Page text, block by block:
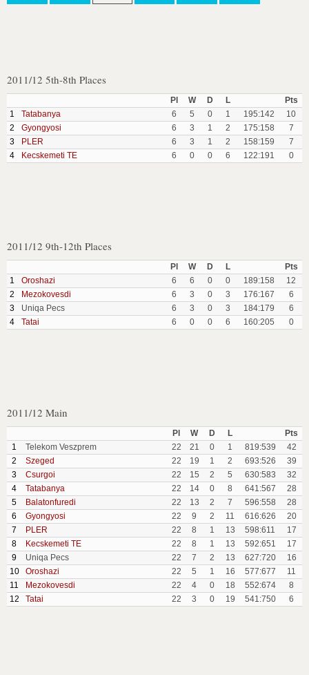
2011/12 5th-8th Places
Pl W D L
Pts
1
Tatabanya 6 5 0 1 195:142
10
2
Gyongyosi 6 3 1 2 175:158
7
3
PLER 6 3 1 2 158:159
7
4
Kecskemeti TE 6 0 0 6 122:191 0
2011/12 9th-12th Places
Pl W D L
Pts
1
Oroshazi 6 6 0 0 189:158
12
2
Mezokovesdi 6 3 0 3 176:167
6
3
Uniqa Pecs 6 3 0 3 184:179
6
4
Tatai 6 0 0 6 160:205 0
2011/12 Main
Pl W D L
Pts
1
Telekom Veszprem 22 21 0 1 819:539
42
2
Szeged 22 19 1 2 693:526
39
3
Csurgoi 22 15 2 5 630:583
32
4
Tatabanya 22 14 0 8 641:567
28
5
Balatonfuredi 22 13 2 7 596:558
28
6
Gyongyosi 22 9 2 11 616:626
20
7
PLER 22 8 1 13 598:611
17
8
Kecskemeti TE 22 8 1 13 592:651
17
9
Uniqa Pecs 22 7 2 13 627:720
16
10
Oroshazi 22 5 1 16 577:677
11
11
Mezokovesdi 22 4 0 18 552:674
8
12
Tatai 22 3 0 19 541:750 6